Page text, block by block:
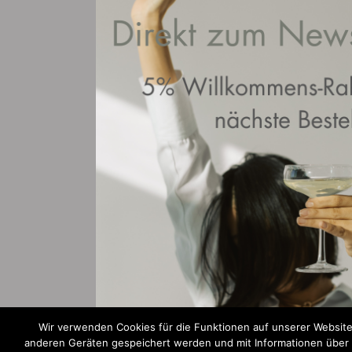
Wir verwenden Cookies für die Funktionen auf unserer
anderen Geräten gespeichert werden und mit Informationen